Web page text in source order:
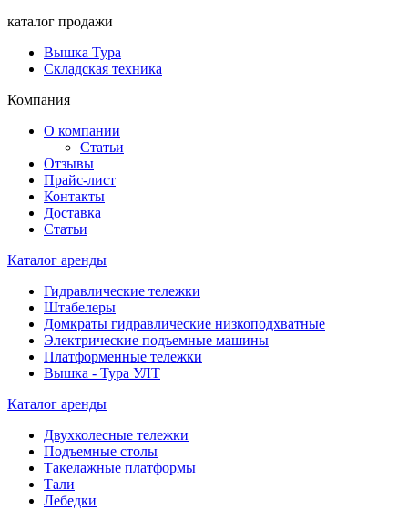
каталог продажи
Вышка Тура
Складская техника
Компания
О компании
Статьи
Отзывы
Прайс-лист
Контакты
Доставка
Статьи
Каталог аренды
Гидравлические тележки
Штабелеры
Домкраты гидравлические низкоподхватные
Электрические подъемные машины
Платформенные тележки
Вышка - Тура УЛТ
Каталог аренды
Двухколесные тележки
Подъемные столы
Такелажные платформы
Тали
Лебедки